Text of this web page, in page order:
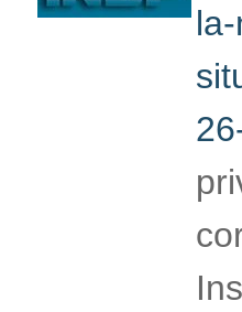
la